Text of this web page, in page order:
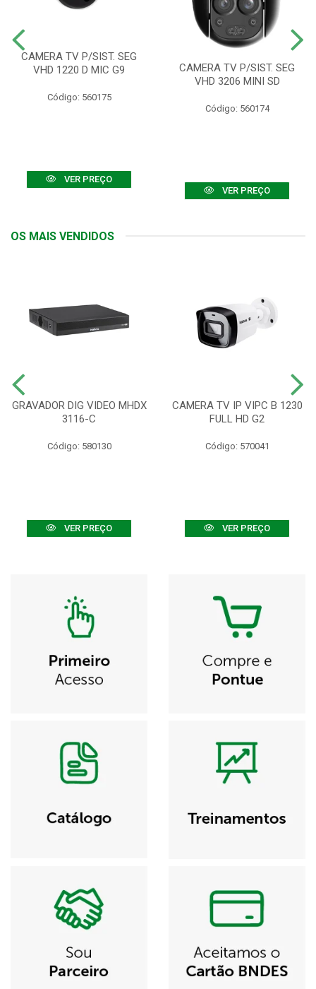
CAMERA TV P/SIST. SEG
VHD 1220 D MIC G9
Código: 560175
VER PREÇO
CAMERA TV P/SIST. SEG
VHD 3206 MINI SD
Código: 560174
VER PREÇO
OS MAIS VENDIDOS
GRAVADOR DIG VIDEO MHDX
3116-C
Código: 580130
VER PREÇO
CAMERA TV IP VIPC B 1230
FULL HD G2
Código: 570041
VER PREÇO